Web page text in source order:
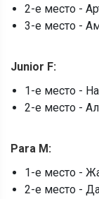
2-е место -
3-е место -
Junior F:
1-е место -
2-е место -
Para M:
1-е место -
2-е место -